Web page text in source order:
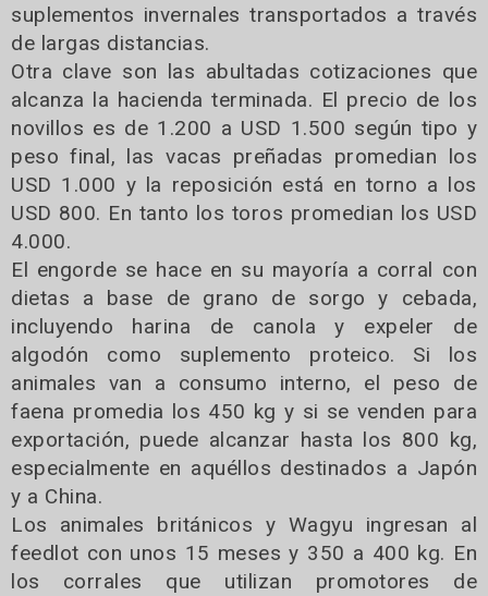
suplementos invernales transportados a través
de largas distancias.
Otra clave son las abultadas cotizaciones que
alcanza la hacienda terminada. El precio de los
novillos es de 1.200 a USD 1.500 según tipo y
peso final, las vacas preñadas promedian los
USD 1.000 y la reposición está en torno a los
USD 800. En tanto los toros promedian los USD
4.000.
El engorde se hace en su mayoría a corral con
dietas a base de grano de sorgo y cebada,
incluyendo harina de canola y expeler de
algodón como suplemento proteico. Si los
animales van a consumo interno, el peso de
faena promedia los 450 kg y si se venden para
exportación, puede alcanzar hasta los 800 kg,
especialmente en aquéllos destinados a Japón
y a China.
Los animales británicos y Wagyu ingresan al
feedlot con unos 15 meses y 350 a 400 kg. En
los corrales que utilizan promotores de